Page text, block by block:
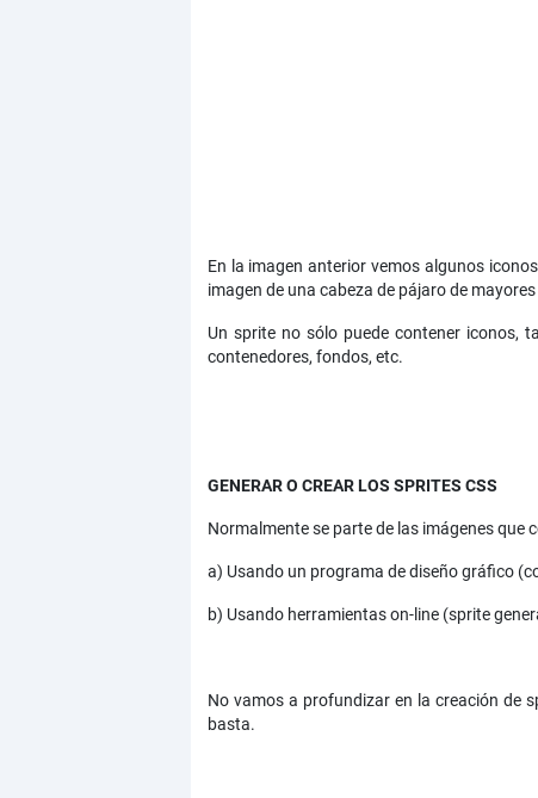
En la imagen anterior vemos algunos
imagen de una cabeza de pájaro de
Un sprite no sólo puede contener iconos,
contenedores, fondos, etc.
GENERAR O CREAR LOS SPRITES CSS
Normalmente se parte de las imágenes que
a) Usando un programa de diseño gráfico
b) Usando herramientas on-line (sprite
No vamos a profundizar en la creación de
basta.